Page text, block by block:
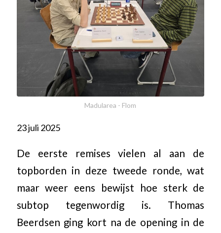
Madularea - Flom
23 juli 2025
De eerste remises vielen al aan de
topborden in deze tweede ronde, wat
maar weer eens bewijst hoe sterk de
subtop tegenwordig is. Thomas
Beerdsen ging kort na de opening in de